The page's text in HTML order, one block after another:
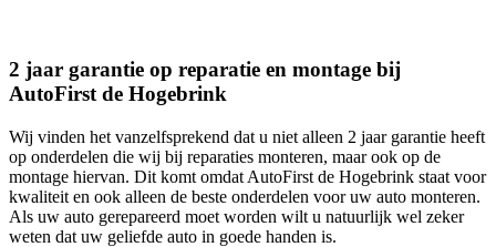
2 jaar garantie op reparatie en montage bij
AutoFirst de Hogebrink
Wij vinden het vanzelfsprekend dat u niet alleen 2 jaar garantie heeft
op onderdelen die wij bij reparaties monteren, maar ook op de
montage hiervan. Dit komt omdat AutoFirst de Hogebrink staat voor
kwaliteit en ook alleen de beste onderdelen voor uw auto monteren.
Als uw auto gerepareerd moet worden wilt u natuurlijk wel zeker
weten dat uw geliefde auto in goede handen is.